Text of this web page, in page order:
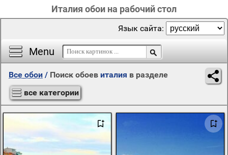
Италия обои на рабочий стол
Menu
Язык сайта:
Все обои / Поиск обоев италия в разделе
все категории